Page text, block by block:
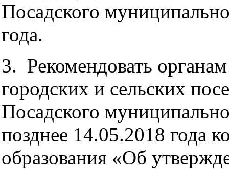
Посадского
года.
3. Рекомендовать
городских и сельских
Посадского
позднее 14.05.2018 года
образования «Об